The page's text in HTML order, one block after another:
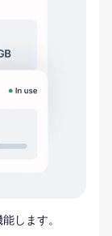
します。